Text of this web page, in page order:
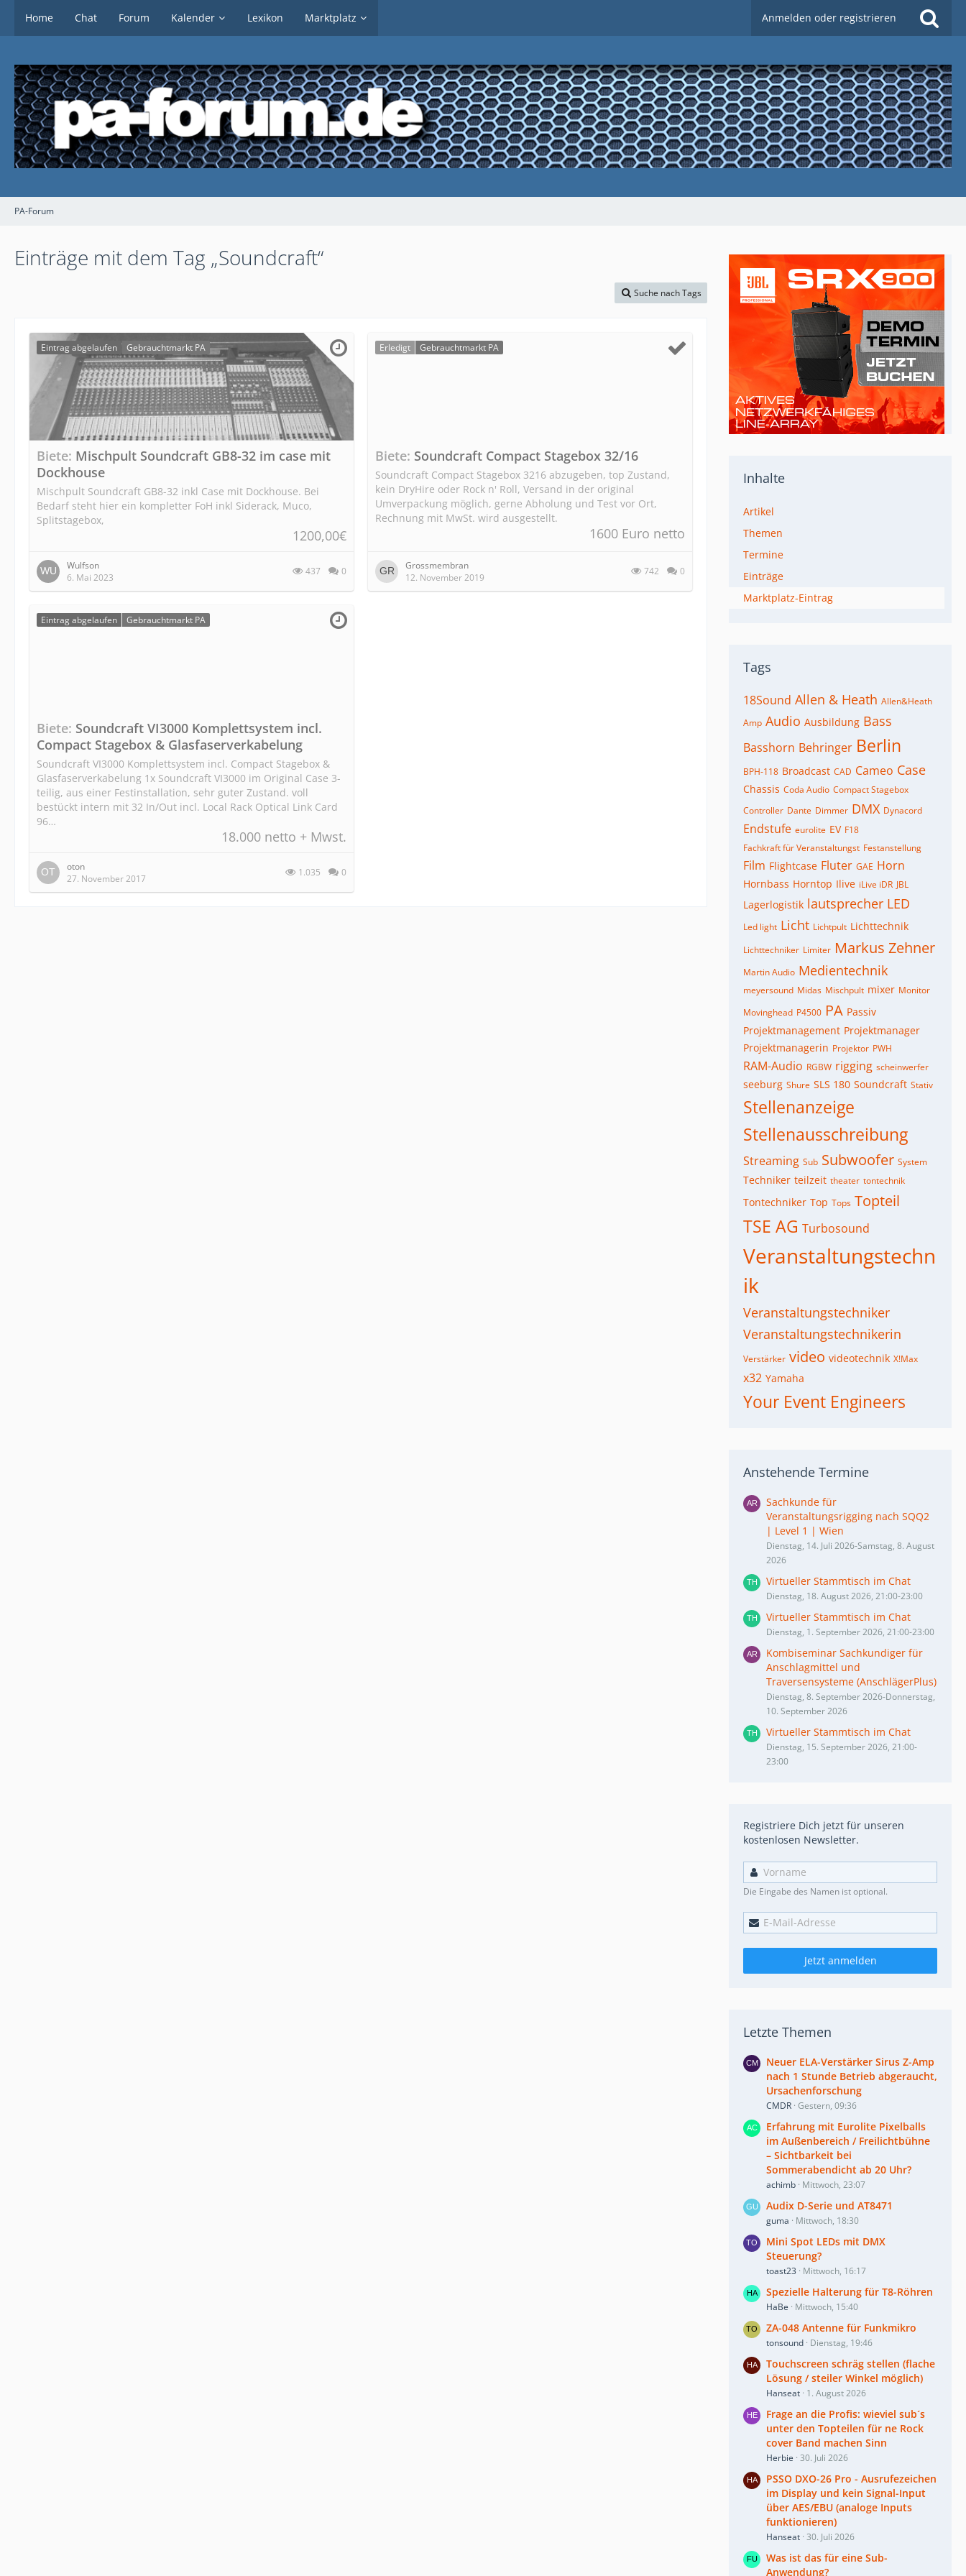
Home Chat Forum Kalender Lexikon Marktplatz Anmelden oder registrieren
PA-Forum
Einträge mit dem Tag „Soundcraft“
Suche nach Tags
Eintrag abgelaufen Gebrauchtmarkt PA
Biete Mischpult Soundcraft GB8-32 im case mit
Dockhouse
Mischpult Soundcraft GB8-32 inkl Case mit Dockhouse. Bei
Bedarf steht hier ein kompletter FoH inkl Siderack, Muco,
Splitstagebox,
1200,00€
Wulfson
6. Mai 2023
437 0
Erledigt Gebrauchtmarkt PA
Biete Soundcraft Compact Stagebox 32/16
Soundcraft Compact Stagebox 3216 abzugeben, top Zustand,
kein DryHire oder Rock n' Roll, Versand in der original
Umverpackung möglich, gerne Abholung und Test vor Ort,
Rechnung mit MwSt. wird ausgestellt.
1600 Euro netto
Grossmembran
12. November 2019
742 0
Eintrag abgelaufen Gebrauchtmarkt PA
Biete Soundcraft VI3000 Komplettsystem incl.
Compact Stagebox & Glasfaserverkabelung
Soundcraft VI3000 Komplettsystem incl. Compact Stagebox &
Glasfaserverkabelung 1x Soundcraft VI3000 im Original Case 3-
teilig, aus einer Festinstallation, sehr guter Zustand. voll
bestückt intern mit 32 In/Out incl. Local Rack Optical Link Card
96…
18.000 netto + Mwst.
oton
27. November 2017
1.035 0
Inhalte
Artikel
Themen
Termine
Einträge
Marktplatz-Eintrag
Tags
18Sound Allen & Heath Allen&Heath
Amp Audio Ausbildung Bass
Basshorn Behringer Berlin
BPH-118 Broadcast CAD Cameo Case
Chassis Coda Audio Compact Stagebox
Controller Dante Dimmer DMX Dynacord
Endstufe eurolite EV F18
Fachkraft für Veranstaltungst Festanstellung
Film Flightcase Fluter GAE Horn
Hornbass Horntop Ilive iLive iDR JBL
Lagerlogistik lautsprecher LED
Led light Licht Lichtpult Lichttechnik
Lichttechniker Limiter Markus Zehner
Martin Audio Medientechnik
meyersound Midas Mischpult mixer Monitor
Movinghead P4500 PA Passiv
Projektmanagement Projektmanager
Projektmanagerin Projektor PWH
RAM-Audio RGBW rigging scheinwerfer
seeburg Shure SLS 180 Soundcraft Stativ
Stellenanzeige
Stellenausschreibung
Streaming Sub Subwoofer System
Techniker teilzeit theater tontechnik
Tontechniker Top Tops Topteil
TSE AG Turbosound
Veranstaltungstechn
ik
Veranstaltungstechniker
Veranstaltungstechnikerin
Verstärker video videotechnik X!Max
x32 Yamaha
Your Event Engineers
Anstehende Termine
Sachkunde für
Veranstaltungsrigging nach SQQ2
| Level 1 | Wien
Dienstag, 14. Juli 2026-Samstag, 8. August
2026
Virtueller Stammtisch im Chat
Dienstag, 18. August 2026, 21:00-23:00
Virtueller Stammtisch im Chat
Dienstag, 1. September 2026, 21:00-23:00
Kombiseminar Sachkundiger für
Anschlagmittel und
Traversensysteme (AnschlägerPlus)
Dienstag, 8. September 2026-Donnerstag,
10. September 2026
Virtueller Stammtisch im Chat
Dienstag, 15. September 2026, 21:00-
23:00
Registriere Dich jetzt für unseren
kostenlosen Newsletter.
Die Eingabe des Namen ist optional.
Jetzt anmelden
Letzte Themen
Neuer ELA-Verstärker Sirus Z-Amp
nach 1 Stunde Betrieb abgeraucht,
Ursachenforschung
CMDR Gestern, 09:36
Erfahrung mit Eurolite Pixelballs
im Außenbereich / Freilichtbühne
– Sichtbarkeit bei
Sommerabendicht ab 20 Uhr?
achimb Mittwoch, 23:07
Audix D-Serie und AT8471
guma Mittwoch, 18:30
Mini Spot LEDs mit DMX
Steuerung?
toast23 Mittwoch, 16:17
Spezielle Halterung für T8-Röhren
HaBe Mittwoch, 15:40
ZA-048 Antenne für Funkmikro
tonsound Dienstag, 19:46
Touchscreen schräg stellen (flache
Lösung / steiler Winkel möglich)
Hanseat 1. August 2026
Frage an die Profis: wieviel sub´s
unter den Topteilen für ne Rock
cover Band machen Sinn
Herbie 30. Juli 2026
PSSO DXO-26 Pro - Ausrufezeichen
im Display und kein Signal-Input
über AES/EBU (analoge Inputs
funktionieren)
Hanseat 30. Juli 2026
Was ist das für eine Sub-
Anwendung?